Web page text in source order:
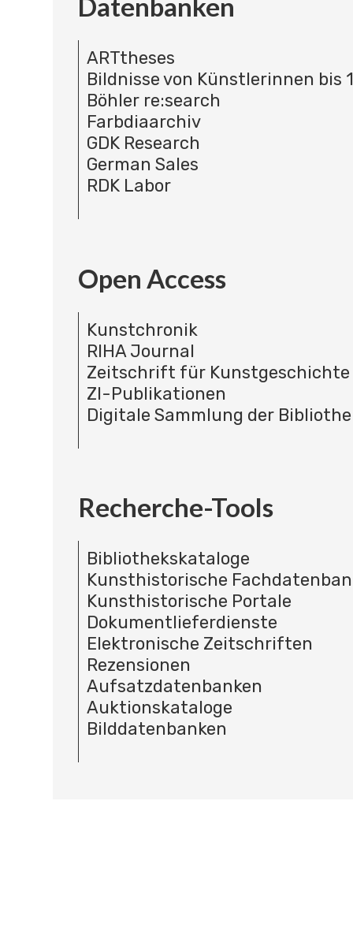
ARTtheses
Bildnisse von Künstlerinnen bis
Böhler re:search
Farbdiaarchiv
GDK Research
German Sales
RDK Labor
Open Access
Kunstchronik
RIHA Journal
Zeitschrift für Kunstgeschichte
ZI-Publikationen
Digitale Sammlung der
Recherche-Tools
Bibliothekskataloge
Kunsthistorische
Kunsthistorische Portale
Dokumentlieferdienste
Elektronische Zeitschriften
Rezensionen
Aufsatzdatenbanken
Auktionskataloge
Bilddatenbanken